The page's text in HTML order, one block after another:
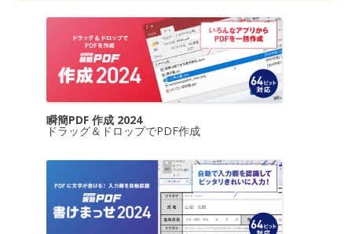
瞬簡PDF 作成 2024
ドラッグ＆ドロップでPDF作成